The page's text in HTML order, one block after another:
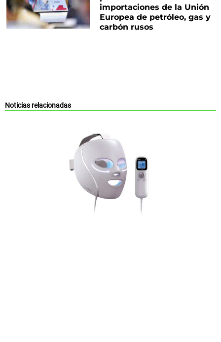
importaciones de la Unión
Europea de petróleo, gas y
carbón rusos
Noticias relacionadas